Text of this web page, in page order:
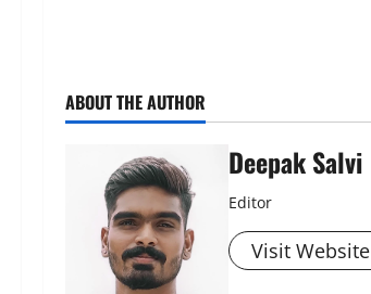
ABOUT THE AUTHOR
Deepak Salvi
Editor
Visit Website